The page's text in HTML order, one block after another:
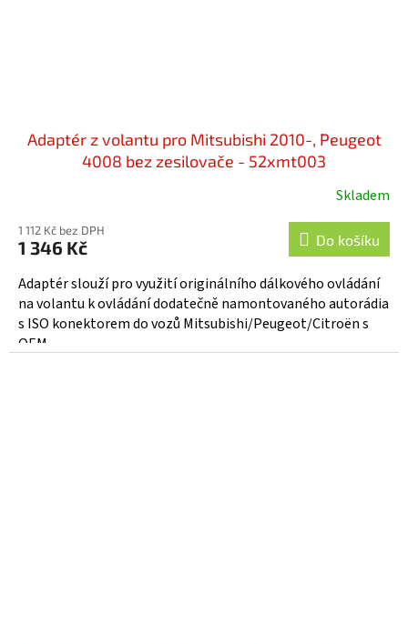
Adaptér z volantu pro Mitsubishi 2010-, Peugeot
4008 bez zesilovače - 52xmt003
Skladem
1 112 Kč bez DPH
1 346 Kč Do košíku
Adaptér slouží pro využití originálního dálkového ovládání
na volantu k ovládání dodatečně namontovaného autorádia
s ISO konektorem do vozů Mitsubishi/Peugeot/Citroën s
OEM...